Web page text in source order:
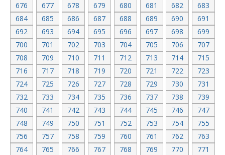
676
677 678 679 680 681 682
683
684
685 686 687 688 689 690
691
692
693 694 695 696 697 698
699
700
701 702 703 704 705 706
707
708
709 710 711 712 713 714
715
716
717 718 719 720 721 722
723
724
725 726 727 728 729 730
731
732
733 734 735 736 737 738
739
740
741 742 743 744 745 746
747
748
749 750 751 752 753 754
755
756
757 758 759 760 761 762
763
764
765 766 767 768 769 770
771